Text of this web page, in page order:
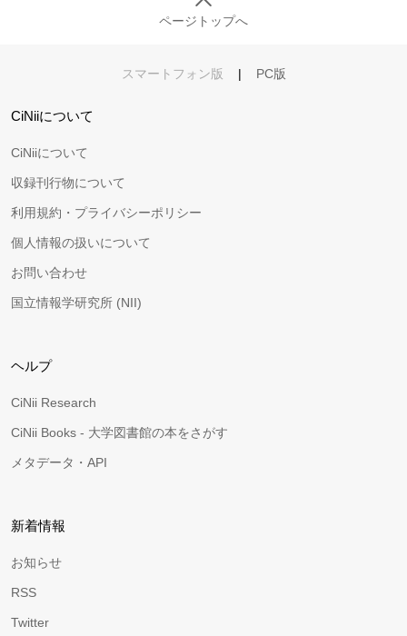
ページトップへ
スマートフォン版 | PC版
CiNiiについて
CiNiiについて
収録刊行物について
利用規約・プライバシーポリシー
個人情報の扱いについて
お問い合わせ
国立情報学研究所 (NII)
ヘルプ
CiNii Research
CiNii Books - 大学図書館の本をさがす
メタデータ・API
新着情報
お知らせ
RSS
Twitter